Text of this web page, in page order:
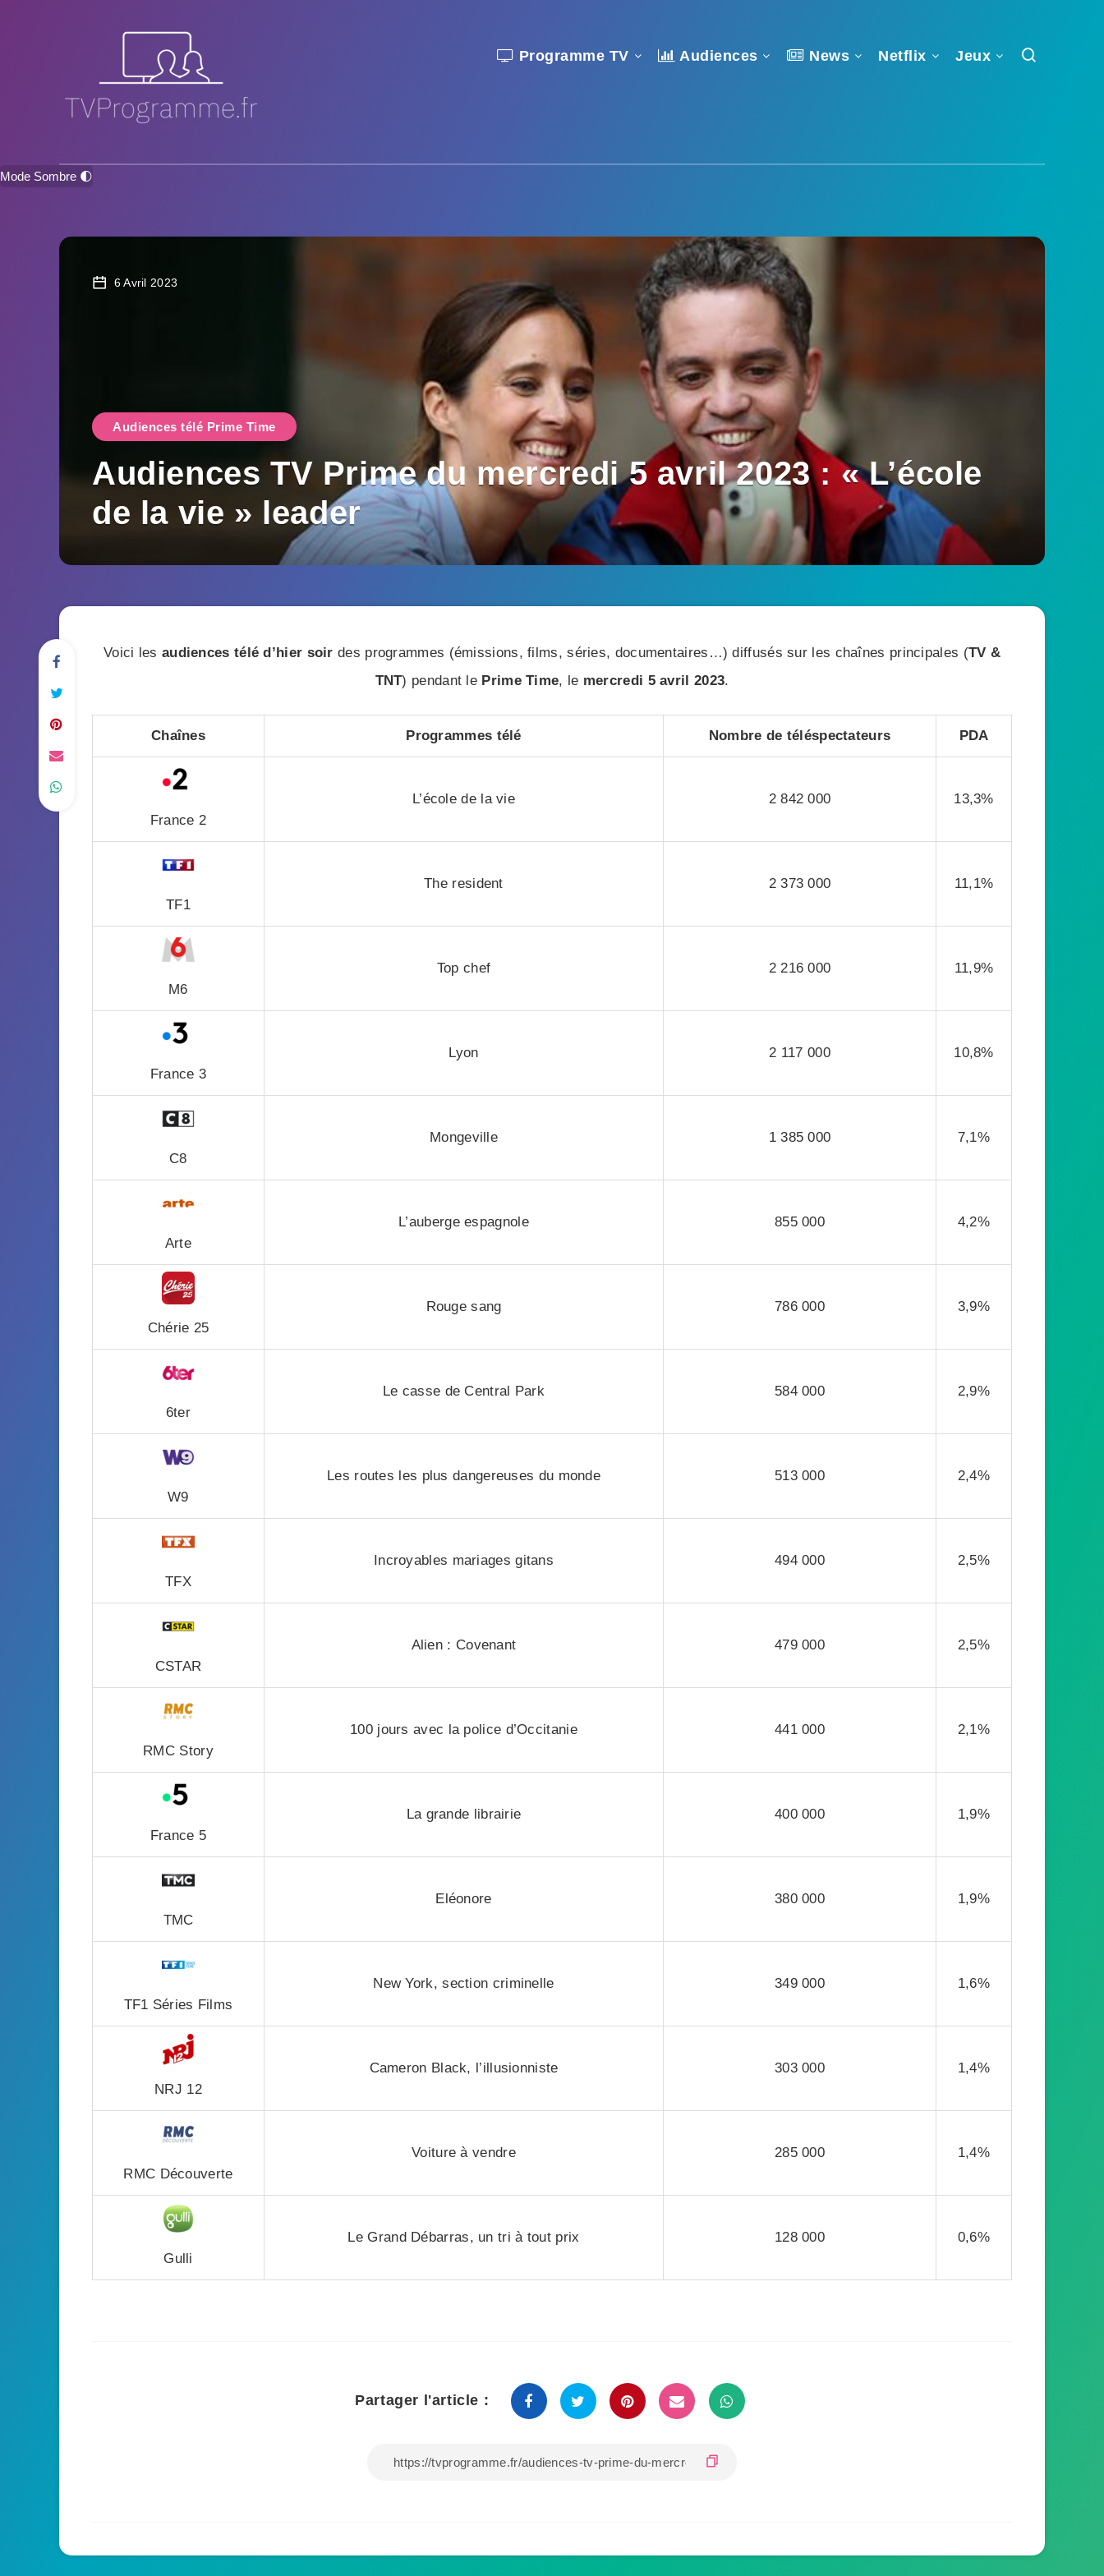
Programme TV Audiences News Netflix Jeux
Mode Sombre 🌓
6 Avril 2023
Audiences télé Prime Time
Audiences TV Prime du mercredi 5 avril 2023 : « L’école
de la vie » leader
Voici les audiences télé d’hier soir des programmes (émissions, films, séries, documentaires…) diffusés sur les chaînes principales (TV &
TNT) pendant le Prime Time, le mercredi 5 avril 2023.
Chaînes Programmes télé Nombre de téléspectateurs PDA
France 2
L’école de la vie 2 842 000 13,3%
TF1
The resident 2 373 000 11,1%
M6
Top chef 2 216 000 11,9%
France 3
Lyon 2 117 000 10,8%
C8
Mongeville 1 385 000 7,1%
Arte
L’auberge espagnole 855 000 4,2%
Chérie 25
Rouge sang 786 000 3,9%
6ter
Le casse de Central Park 584 000 2,9%
W9
Les routes les plus dangereuses du monde 513 000 2,4%
TFX
Incroyables mariages gitans 494 000 2,5%
CSTAR
Alien : Covenant 479 000 2,5%
RMC Story
100 jours avec la police d’Occitanie 441 000 2,1%
France 5
La grande librairie 400 000 1,9%
TMC
Eléonore 380 000 1,9%
TF1 Séries Films
New York, section criminelle 349 000 1,6%
NRJ 12
Cameron Black, l’illusionniste 303 000 1,4%
RMC Découverte
Voiture à vendre 285 000 1,4%
Gulli
Le Grand Débarras, un tri à tout prix 128 000 0,6%
Partager l'article :
vie privée